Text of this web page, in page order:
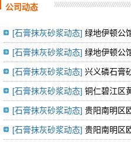
公司动态
[石膏抹灰砂浆动态] 绿地伊顿公
[石膏抹灰砂浆动态] 绿地伊顿公
[石膏抹灰砂浆动态] 兴义磷石膏
[石膏抹灰砂浆动态] 铜仁碧江区
[石膏抹灰砂浆动态] 贵阳南明区
[石膏抹灰砂浆动态] 贵阳南明区